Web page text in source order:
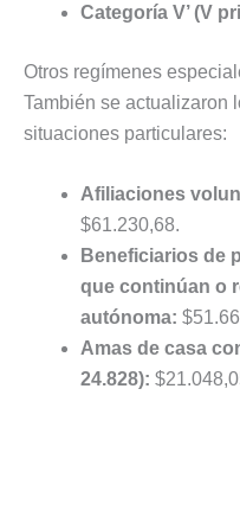
Categoría V’ (V
Otros regímenes
También se actualizaron
situaciones particulares:
Afiliaciones
$61.230,68.
Beneficiarios de
que continúan o
autónoma:
Amas de casa
24.828):